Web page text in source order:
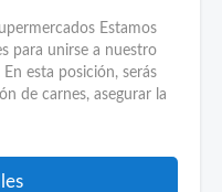
Estamos
para unirse a nuestro
esta posición, serás
de carnes, asegurar la